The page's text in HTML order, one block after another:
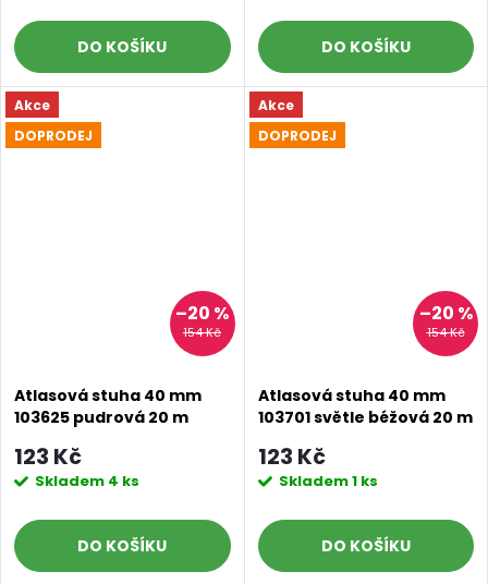
DO KOŠÍKU DO KOŠÍKU
Akce
DOPRODEJ
154 Kč
–20 %
Atlasová stuha 40 mm
103625 pudrová 20 m
123 Kč
Skladem 4 ks
DO KOŠÍKU
Akce
DOPRODEJ
154 Kč
–20 %
Atlasová stuha 40 mm
103701 světle béžová 20 m
123 Kč
Skladem1 ks
DO KOŠÍKU